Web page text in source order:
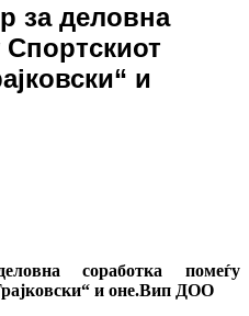
за деловна
Спортскиот
и
соработка помеѓу
и оне.Вип ДОО